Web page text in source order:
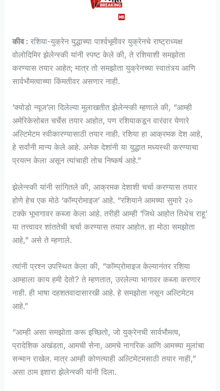
कीव : रशिया-युक्रेन युद्धाच्या पार्श्वभूमीवर युक्रेनचे राष्ट्राध्यक्ष
वोलोदिमिर झेलेन्स्की यांनी स्पष्ट केले की, ते रशियाशी समझोता
करण्यास तयार आहेत; मात्र तो समझोता युक्रेनच्या स्वातंत्र्य आणि
सार्वभौमत्वाच्या किंमतीवर असणार नाही.
‘क्योडो न्यूज’ला दिलेल्या मुलाखतीत झेलेन्स्की म्हणाले की, “आम्ही
अमेरिकेसोबत चर्चेस तयार आहोत, पण रशियाकडून वारंवार येणारे
अल्टिमेटम स्वीकारण्यासाठी तयार नाही. रशिया हा आक्रमक देश आहे,
हे सर्वांनी मान्य केले आहे. अनेक देशांनी या युद्धात मध्यस्थी करण्याचा
प्रयत्न केला असून त्यांचाही तोच निष्कर्ष आहे.”
झेलेन्स्की यांनी सांगितले की, आक्रमक देशाशी चर्चा करण्यास तयार
होणे हेच एक मोठे ‘कॉम्प्रोमाइज’ आहे. “रशियाने आमच्या सुमारे २०
टक्के भूभागावर कब्जा केला आहे. तरीही आम्ही ‘जिथे आहोत तिथेच राहू’
या तत्त्वावर शांततेची चर्चा करण्यास तयार आहोत. हा मोठा समझोता
आहे,” असे ते म्हणाले.
त्यांनी प्रश्न उपस्थित केला की, “कॉम्प्रोमाइज केल्यानंतर रशिया
आम्हाला काय हमी देतो? ते म्हणतात, उरलेल्या भागावर कब्जा करणार
नाही. ही भाषा दहशतवादासारखी आहे. हे समझोता नसून अल्टिमेटम
आहे.”
“आम्ही असा समझोता करू इच्छितो, जो युक्रेनची सार्वभौमत्व,
प्रादेशिक अखंडता, आमची सेना, आमचे नागरिक आणि आमच्या मुलांचा
सन्मान राखेल. मात्र आम्ही कोणत्याही अल्टिमेटमसाठी तयार नाही,”
असा ठाम इशारा झेलेन्स्की यांनी दिला.